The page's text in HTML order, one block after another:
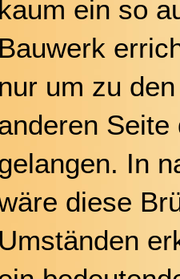
kaum ein so
Bauwerk
nur um zu
In
diese
Umständen